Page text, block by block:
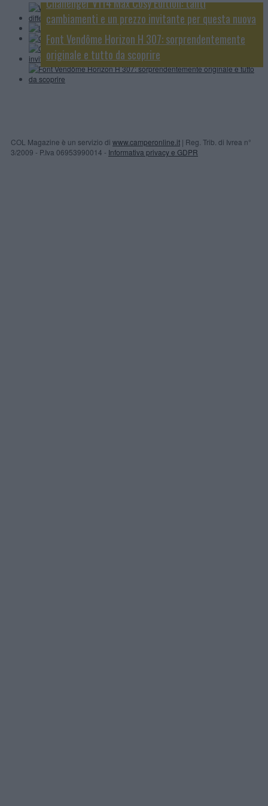
Camp
GiottiLine GiottiVan 54 T, piccolo ma funzionale
cambiamenti e un prezzo invitante per questa nuova
speciale
Font Vendôme Horizon H 307: sorprendentemente
originale e tutto da scoprire
COL Magazine è un servizio di www.camperonline.it | Reg. Trib. di Ivrea n°
3/2009 - P.Iva 06953990014 - Informativa privacy e GDPR